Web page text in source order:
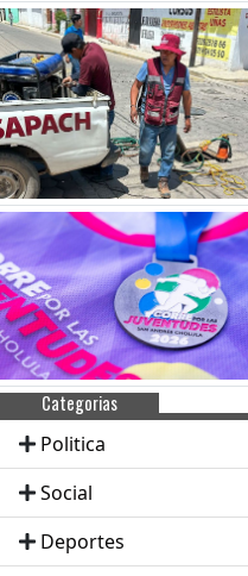
Categorias
Politica
Social
Deportes